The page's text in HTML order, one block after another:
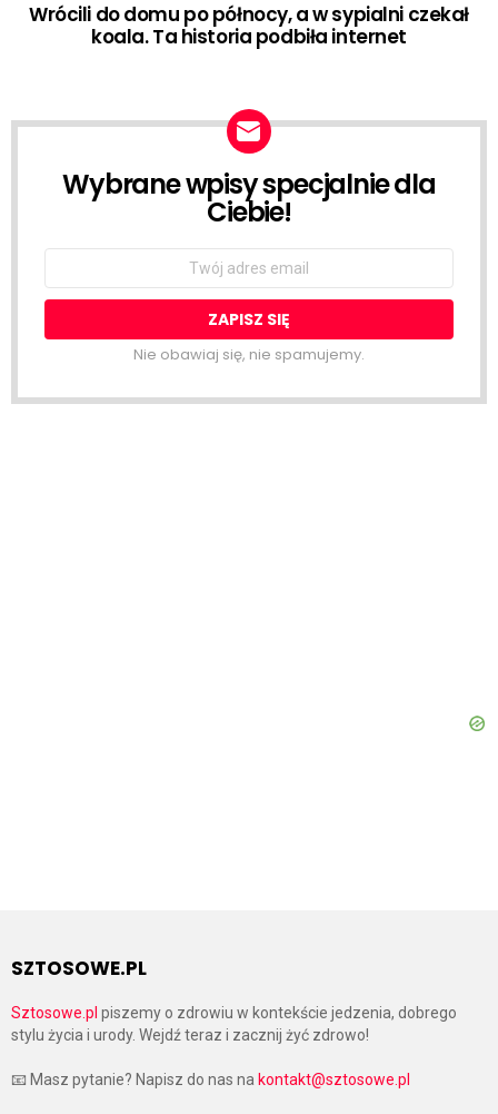
Wrócili do domu po północy, a w sypialni czekał
koala. Ta historia podbiła internet
NEWSLETTER
Wybrane wpisy specjalnie dla
Ciebie!
Email
Nie obawiaj się, nie spamujemy.
SZTOSOWE.PL
Sztosowe.pl piszemy o zdrowiu w kontekście jedzenia, dobrego
stylu życia i urody. Wejdź teraz i zacznij żyć zdrowo!
📧 Masz pytanie? Napisz do nas na kontakt@sztosowe.pl